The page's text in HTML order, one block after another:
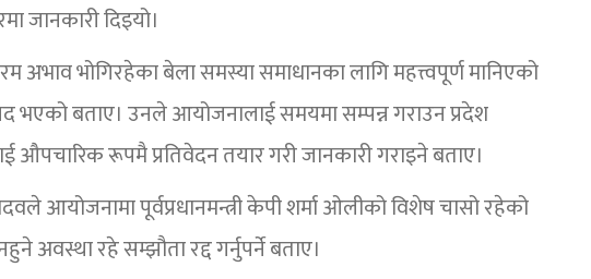
जानकारी दिइयो।
अभाव भोगिरहेका बेला समस्या समाधानका लागि महत्त्वपूर्ण मानिएको
भएको बताए। उनले आयोजनालाई समयमा सम्पन्न गराउन प्रदेश
औपचारिक रूपमै प्रतिवेदन तयार गरी जानकारी गराइने बताए।
आयोजनामा पूर्वप्रधानमन्त्री केपी शर्मा ओलीको विशेष चासो रहेको
अवस्था रहे सम्झौता रद्द गर्नुपर्ने बताए।